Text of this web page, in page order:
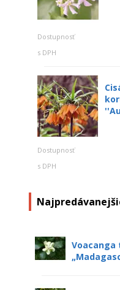
Dostupnosť
s DPH
Dostupnosť
s DPH
Voacanga